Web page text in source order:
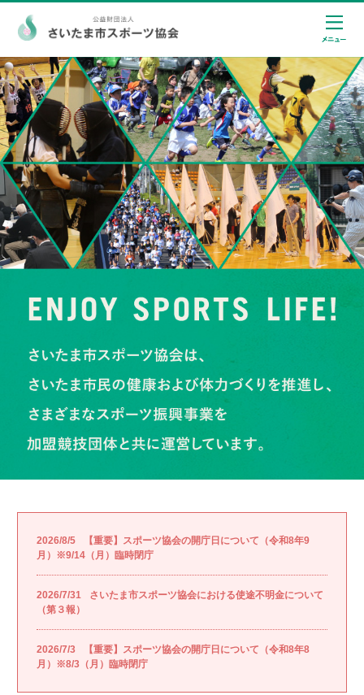
2026/8/5
【重要】スポーツ協会の開庁日について（令和8年9
月）※9/14（月）臨時閉庁
2026/7/31
さいたま市スポーツ協会における使途不明金について
（第３報）
2026/7/3
【重要】スポーツ協会の開庁日について（令和8年8
月）※8/3（月）臨時閉庁